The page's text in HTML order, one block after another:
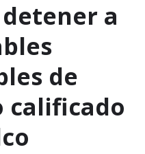
a
de
calificado